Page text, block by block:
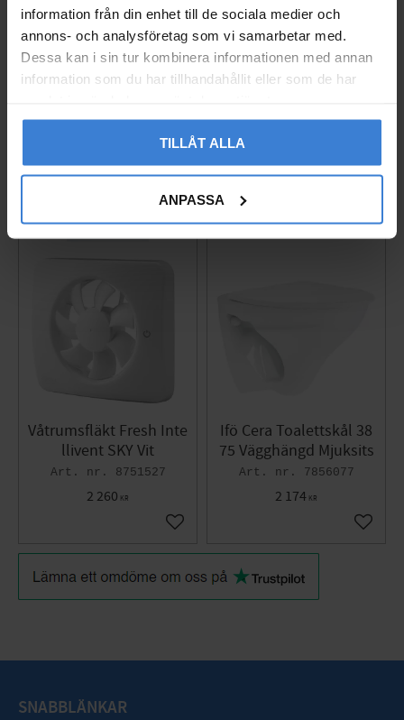
information från din enhet till de sociala medier och
annons- och analysföretag som vi samarbetar med.
Dessa kan i sin tur kombinera informationen med annan
information som du har tillhandahållit eller som de har
TILLÅT ALLA
ANPASSA
Ajax Central Hub 2 Plus
Hvid 4G
14246.40.WH1
Gem som favorit
Vägguttag Exxact 2-väg
s Infälld Jord Schneide
r
Gem
Våtrumsfläkt Fresh Inte
llivent SKY Vit
8751527
2 260 KR
Gem som favorit
Ifö Cera Toalettskål 38
75 Vägghängd Mjuksits
7856077
2 174 KR
Gem
SNABBLÄNKAR